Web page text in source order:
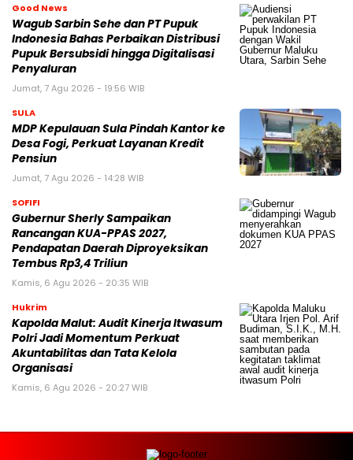
Good News
Wagub Sarbin Sehe dan PT Pupuk
Indonesia Bahas Perbaikan Distribusi
Pupuk Bersubsidi hingga Digitalisasi
Penyaluran
Jumat, 7 Agu 2026 - 19:56 WIB
SULA
MDP Kepulauan Sula Pindah Kantor ke
Desa Fogi, Perkuat Layanan Kredit
Pensiun
Jumat, 7 Agu 2026 - 14:28 WIB
SOFIFI
Gubernur Sherly Sampaikan
Rancangan KUA-PPAS 2027,
Pendapatan Daerah Diproyeksikan
Tembus Rp3,4 Triliun
Kamis, 6 Agu 2026 - 20:35 WIB
Hukrim
Kapolda Malut: Audit Kinerja Itwasum
Polri Jadi Momentum Perkuat
Akuntabilitas dan Tata Kelola
Organisasi
Kamis, 6 Agu 2026 - 20:27 WIB